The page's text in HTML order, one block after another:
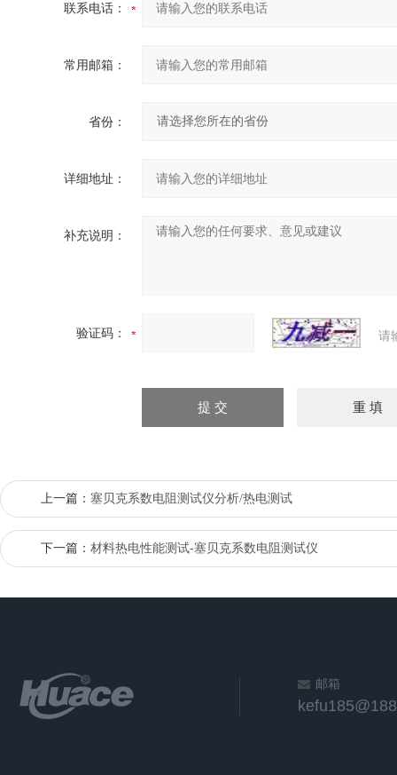
联系电话：
常用邮箱：
省份：
详细地址：
补充说明：
验证码： 请
上一篇： 塞贝克系数电阻测试仪分析/热电测试
下一篇： 材料热电性能测试-塞贝克系数电阻测试仪
邮箱